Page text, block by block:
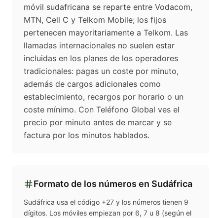
móvil sudafricana se reparte entre Vodacom,
MTN, Cell C y Telkom Mobile; los fijos
pertenecen mayoritariamente a Telkom. Las
llamadas internacionales no suelen estar
incluidas en los planes de los operadores
tradicionales: pagas un coste por minuto,
además de cargos adicionales como
establecimiento, recargos por horario o un
coste mínimo. Con Teléfono Global ves el
precio por minuto antes de marcar y se
factura por los minutos hablados.
Formato de los números en Sudáfrica
Sudáfrica usa el código +27 y los números tienen 9
dígitos. Los móviles empiezan por 6, 7 u 8 (según el